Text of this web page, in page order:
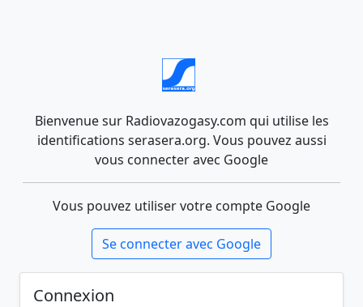
Bienvenue sur Radiovazogasy.com qui utilise les
identifications serasera.org. Vous pouvez aussi
vous connecter avec Google
Vous pouvez utiliser votre compte Google
Se connecter avec Google
Connexion